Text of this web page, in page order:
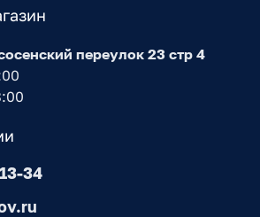
переулок 23 стр 4
34